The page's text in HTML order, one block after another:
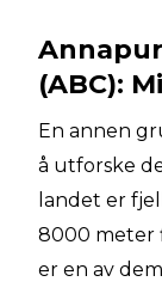
(ABC):
En annen
å utforske
landet er
8000 meter
er en av